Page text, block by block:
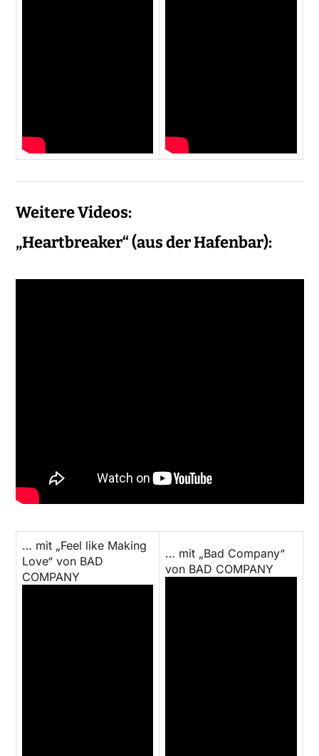
Weitere Videos:
„Heartbreaker“ (aus der Hafenbar):
… mit „Feel like Making
Love“ von BAD
COMPANY
… mit „Bad Company“
von BAD COMPANY